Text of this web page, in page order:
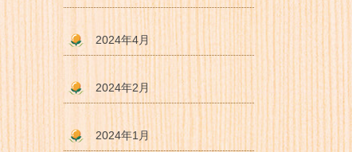
2024年4月
2024年2月
2024年1月